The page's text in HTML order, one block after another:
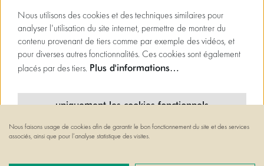
Nous utilisons des cookies et des techniques similaires pour
analyser l'utilisation du site internet, permettre de montrer du
contenu provenant de tiers comme par exemple des vidéos, et
pour diverses autres fonctionnalités. Ces cookies sont également
placés par des tiers. Plus d'informations…
uniquement les cookies fonctionnels
cookies minimaux
Nous faisons usage de cookies afin de garantir le bon fonctionnement du site et des services
associés, ainsi que pour l’analyse statistique des visites.